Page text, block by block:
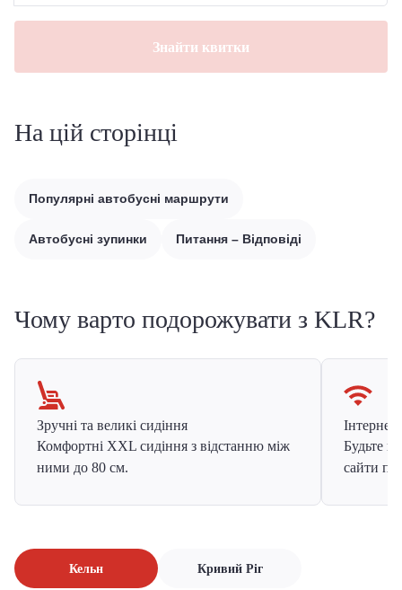
Знайти квитки
На цій сторінці
Популярні автобусні маршрути
Автобусні зупинки Питання – Відповіді
Чому варто подорожувати з KLR?
Зручні та великі сидіння
Комфортні XXL сидіння з відстанню між
ними до 80 см.
Інтернет
Будьте
сайти
Кельн Кривий Ріг